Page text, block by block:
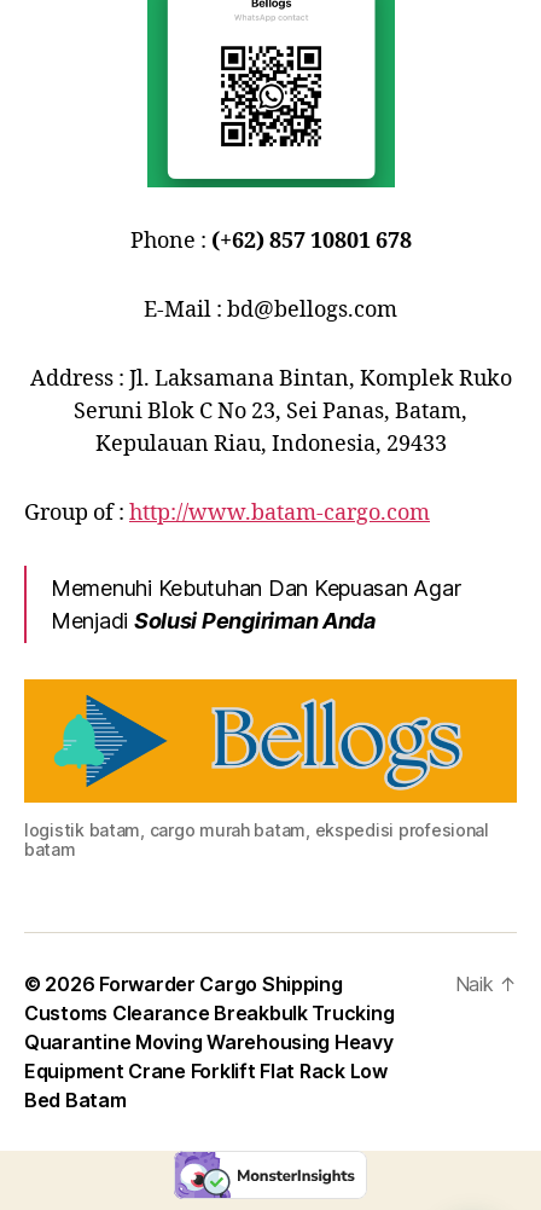
Phone : (+62) 857 10801 678
E-Mail : bd@bellogs.com
Address : Jl. Laksamana Bintan, Komplek Ruko
Seruni Blok C No 23, Sei Panas, Batam,
Kepulauan Riau, Indonesia, 29433
Group of : http://www.batam-cargo.com
Memenuhi Kebutuhan Dan Kepuasan Agar
Menjadi Solusi Pengiriman Anda
logistik batam, cargo murah batam, ekspedisi profesional
batam
© 2026 Forwarder Cargo Shipping
Customs Clearance Breakbulk Trucking
Quarantine Moving Warehousing Heavy
Equipment Crane Forklift Flat Rack Low
Bed Batam
Naik ↑